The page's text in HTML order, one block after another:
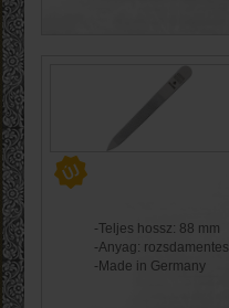
-Teljes hossz: 88 mm
-Anyag: rozsdamentes
-Made in Germany